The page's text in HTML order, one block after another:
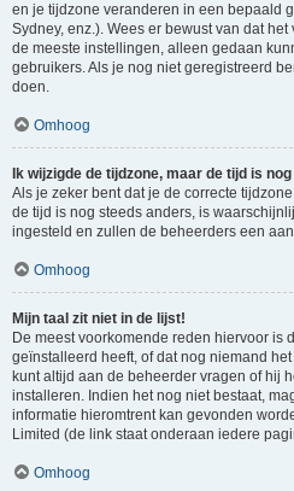
en je tijdzone veranderen in een bepaald
Sydney, enz.). Wees er bewust van dat
de meeste instellingen, alleen gedaan
gebruikers. Als je nog niet geregistreerd
doen.
Omhoog
Ik wijzigde de tijdzone, maar de tijd is
Als je zeker bent dat je de correcte
de tijd is nog steeds anders, is
ingesteld en zullen de beheerders een
Omhoog
Mijn taal zit niet in de lijst!
De meest voorkomende reden hiervoor is
geïnstalleerd heeft, of dat nog niemand
kunt altijd aan de beheerder vragen of hij
installeren. Indien het nog niet bestaat,
informatie hieromtrent kan gevonden
Limited (de link staat onderaan iedere
Omhoog